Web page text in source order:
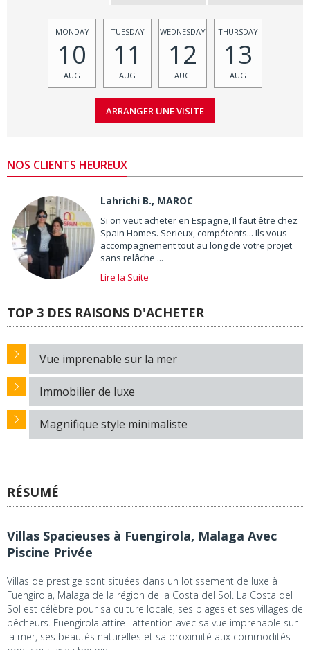
MONDAY
10
AUG
TUESDAY
11
AUG
WEDNESDAY
12
AUG
THURSDAY
13
AUG
NOS CLIENTS HEUREUX
Lahrichi B., MAROC
Si on veut acheter en Espagne, Il faut être chez
Spain Homes. Serieux, compétents... Ils vous
accompagnement tout au long de votre projet
sans relâche ...
Lire la Suite
TOP 3 DES RAISONS D'ACHETER
Vue imprenable sur la mer
Immobilier de luxe
Magnifique style minimaliste
RÉSUMÉ
Villas Spacieuses à Fuengirola, Malaga Avec
Piscine Privée
Villas de prestige sont situées dans un lotissement de luxe à
Fuengirola, Malaga de la région de la Costa del Sol. La Costa del
Sol est célèbre pour sa culture locale, ses plages et ses villages de
pêcheurs. Fuengirola attire l'attention avec sa vue imprenable sur
la mer, ses beautés naturelles et sa proximité aux commodités